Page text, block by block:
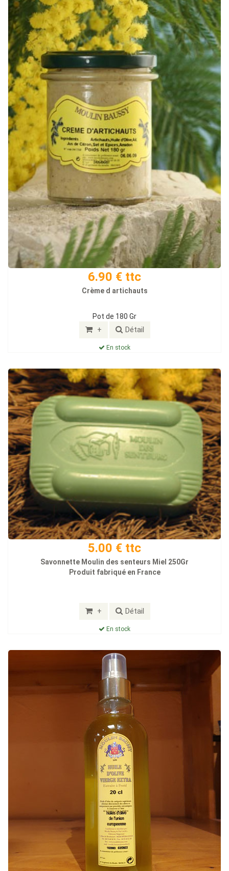
6.90 € ttc
Crème d artichauts
Pot de 180 Gr
+ Détail
En stock
5.00 € ttc
Savonnette Moulin des senteurs Miel 250Gr
Produit fabriqué en France
+ Détail
En stock